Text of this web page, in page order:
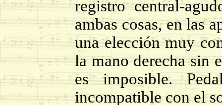
registro central-
ambas cosas, en las
una elección muy
la mano derecha sin
es imposible.
incompatible con el